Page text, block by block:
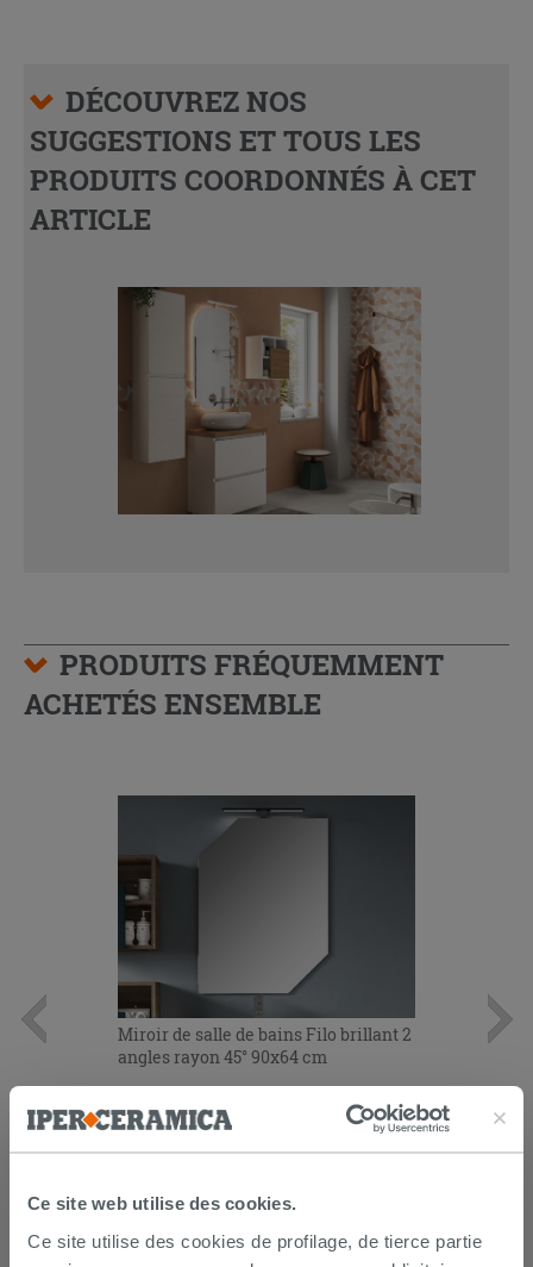
Ce site web utilise des cookies.
Ce site utilise des cookies de profilage, de tierce partie
DÉCOUVREZ NOS
SUGGESTIONS ET TOUS LES
PRODUITS COORDONNÉS À CET
ARTICLE
PRODUITS FRÉQUEMMENT
ACHETÉS ENSEMBLE
Miroir de salle de bains Filo brillant 2
angles rayon 45° 90x64 cm
128,00 € /PC